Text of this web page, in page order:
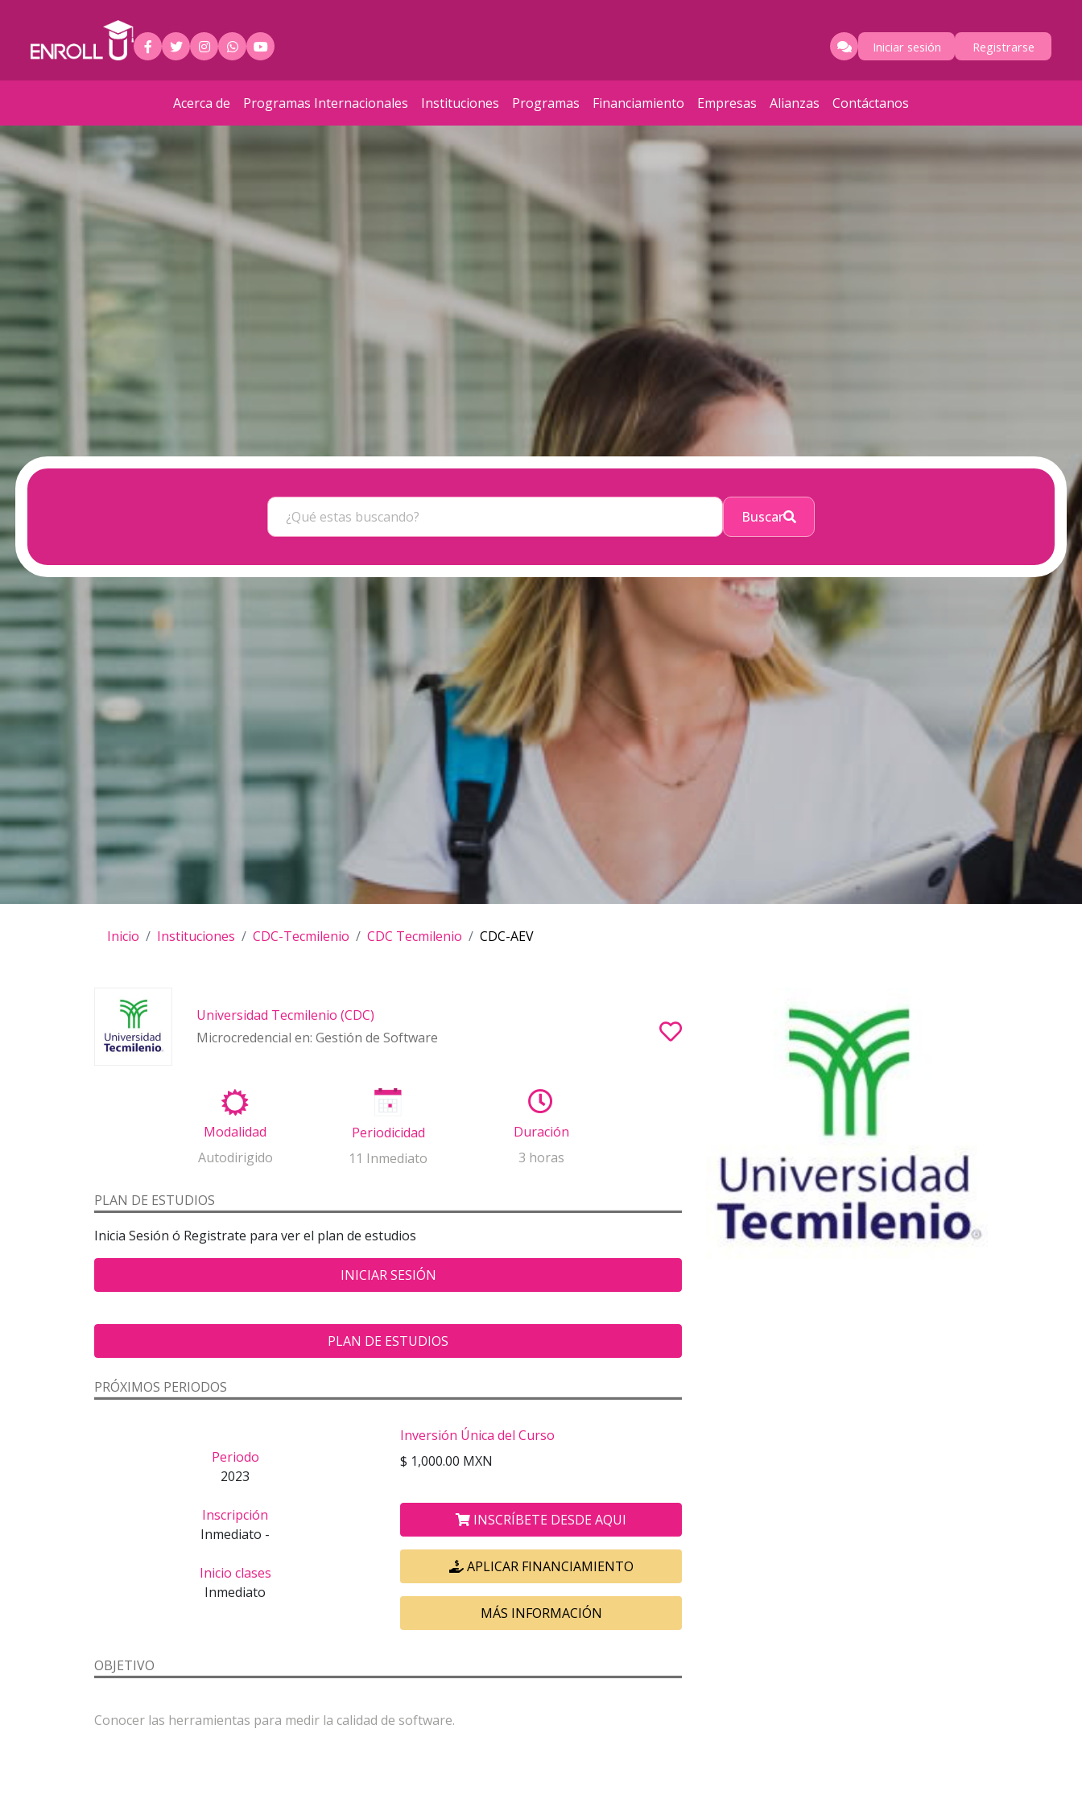
Iniciar sesión Registrarse
Acerca de Programas Internacionales Instituciones Programas Financiamiento Empresas Alianzas Contáctanos
Buscar
Inicio Instituciones CDC-Tecmilenio CDC Tecmilenio CDC-AEV
Universidad Tecmilenio (CDC)
Microcredencial en: Gestión de Software
Modalidad
Autodirigido
Periodicidad
11 Inmediato
Duración
3 horas
PLAN DE ESTUDIOS
Inicia Sesión ó Registrate para ver el plan de estudios
INICIAR SESIÓN
PLAN DE ESTUDIOS
PRÓXIMOS PERIODOS
Periodo
2023
Inscripción
Inmediato -
Inicio clases
Inmediato
Inversión Única del Curso
$ 1,000.00 MXN
INSCRÍBETE DESDE AQUI
APLICAR FINANCIAMIENTO
MÁS INFORMACIÓN
OBJETIVO
Conocer las herramientas para medir la calidad de software.